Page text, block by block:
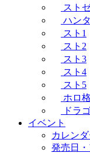
スト
ハン
スト1
スト2
スト3
スト4
スト5
ホロ
ドラ
イベント
カレン
発売日